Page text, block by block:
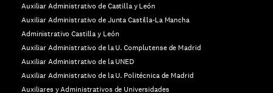
Auxiliar Administrativo de Castilla y León
Auxiliar Administrativo de Junta Castilla-La Mancha
Administrativo Castilla y León
Auxiliar Administrativo de la U. Complutense de Madrid
Auxiliar Administrativo de la UNED
Auxiliar Administrativo de la U. Politécnica de Madrid
Auxiliares y Administrativos de Universidades